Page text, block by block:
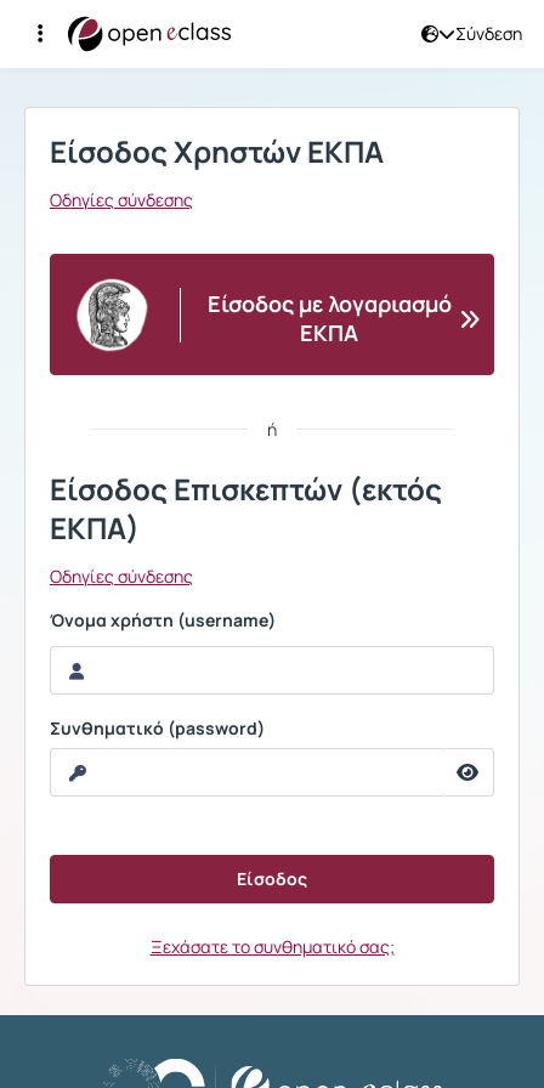
Σύνδεση
Σύνδεση
Είσοδος Χρηστών ΕΚΠΑ
Οδηγίες σύνδεσης
Είσοδος με λογαριασμό
ΕΚΠΑ
ή
Είσοδος Επισκεπτών (εκτός
ΕΚΠΑ)
Οδηγίες σύνδεσης
Όνομα χρήστη (username)
Συνθηματικό (password)
Ξεχάσατε το συνθηματικό σας;